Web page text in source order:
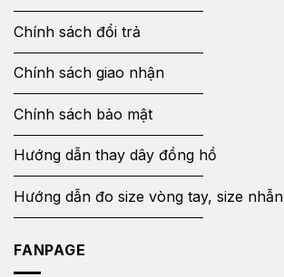
Chính sách đổi trả
Chính sách giao nhận
Chính sách bảo mật
Hướng dẫn thay dây đồng hồ
Hướng dẫn đo size vòng tay, size nhẫn
FANPAGE